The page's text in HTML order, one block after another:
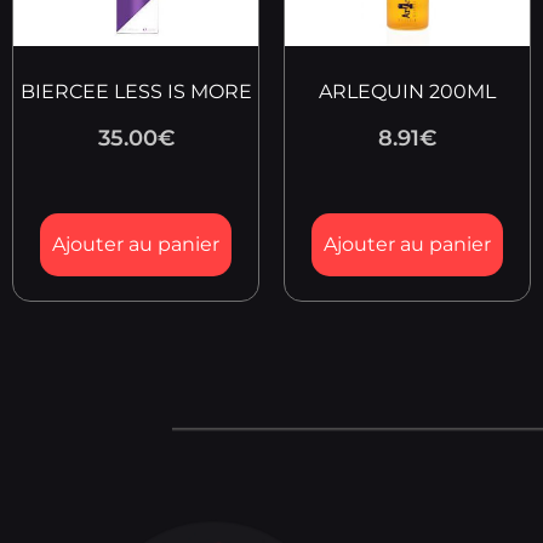
BIERCEE LESS IS MORE
35.00€
Ajouter au panier
ARLEQUIN 200ML
8.91€
Ajouter au panier